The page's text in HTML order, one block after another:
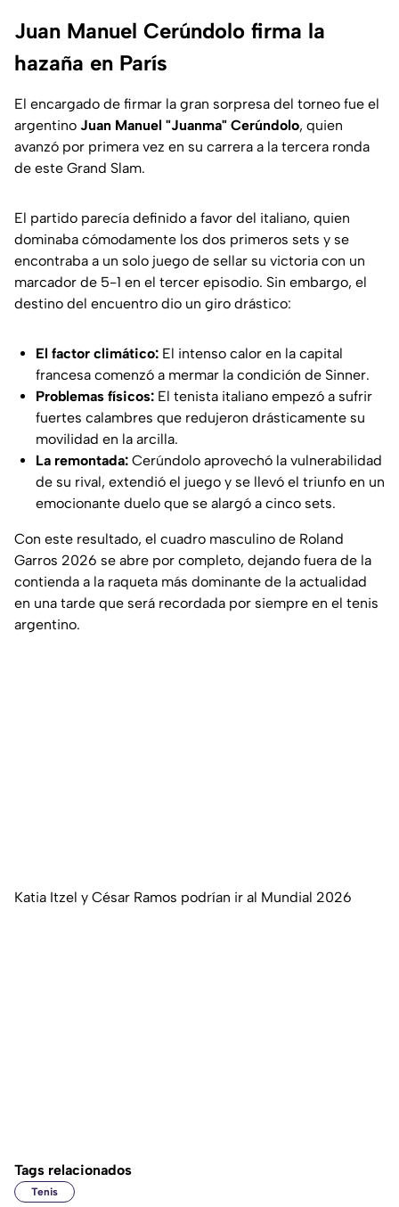
Juan Manuel Cerúndolo firma la
hazaña en París
El encargado de firmar la gran sorpresa del torneo fue el
argentino Juan Manuel "Juanma" Cerúndolo, quien
avanzó por primera vez en su carrera a la tercera ronda
de este Grand Slam.
El partido parecía definido a favor del italiano, quien
dominaba cómodamente los dos primeros sets y se
encontraba a un solo juego de sellar su victoria con un
marcador de 5-1 en el tercer episodio. Sin embargo, el
destino del encuentro dio un giro drástico:
El factor climático: El intenso calor en la capital
francesa comenzó a mermar la condición de Sinner.
Problemas físicos: El tenista italiano empezó a sufrir
fuertes calambres que redujeron drásticamente su
movilidad en la arcilla.
La remontada: Cerúndolo aprovechó la vulnerabilidad
de su rival, extendió el juego y se llevó el triunfo en un
emocionante duelo que se alargó a cinco sets.
Con este resultado, el cuadro masculino de Roland
Garros 2026 se abre por completo, dejando fuera de la
contienda a la raqueta más dominante de la actualidad
en una tarde que será recordada por siempre en el tenis
argentino.
Katia Itzel y César Ramos podrían ir al Mundial 2026
Tags relacionados
Tenis